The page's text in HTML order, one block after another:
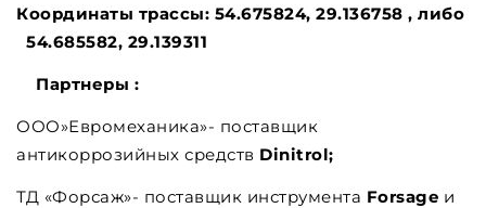
Координаты трассы: 54.675824, 29.136758 , либо
54.685582, 29.139311
Партнеры :
ООО»Евромеханика»- поставщик
антикоррозийных средств Dinitrol;
ТД «Форсаж»- поставщик инструмента Forsage и